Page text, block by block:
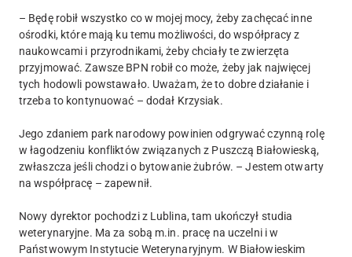
– Będę robił wszystko co w mojej mocy, żeby zachęcać inne
ośrodki, które mają ku temu możliwości, do współpracy z
naukowcami i przyrodnikami, żeby chciały te zwierzęta
przyjmować. Zawsze BPN robił co może, żeby jak najwięcej
tych hodowli powstawało. Uważam, że to dobre działanie i
trzeba to kontynuować – dodał Krzysiak.
Jego zdaniem park narodowy powinien odgrywać czynną rolę
w łagodzeniu konfliktów związanych z Puszczą Białowieską,
zwłaszcza jeśli chodzi o bytowanie żubrów. – Jestem otwarty
na współpracę – zapewnił.
Nowy dyrektor pochodzi z Lublina, tam ukończył studia
weterynaryjne. Ma za sobą m.in. pracę na uczelni i w
Państwowym Instytucie Weterynaryjnym. W Białowieskim